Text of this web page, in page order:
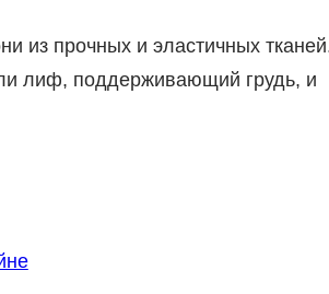
из прочных и эластичных
лиф, поддерживающий грудь, и